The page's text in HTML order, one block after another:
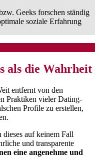
Geeks forschen ständig
soziale Erfahrung
als die Wahrheit
entfernt von den
Praktiken vieler Dating-
Profile zu erstellen,
auf keinem Fall
und transparente
eine angenehme und